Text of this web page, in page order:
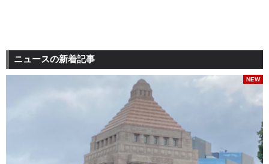
ニュースの新着記事
NEW